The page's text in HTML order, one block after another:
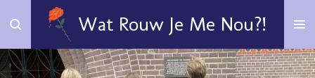
direct
naar
de
Wat Rouw Je Me Nou?!